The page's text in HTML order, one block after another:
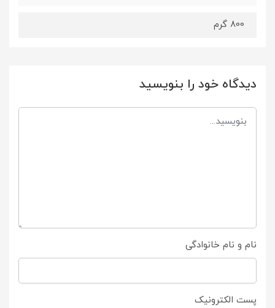
800 گرم
دیدگاه خود را بنویسید
نام و نام خانوادگی
پست الکترونیک